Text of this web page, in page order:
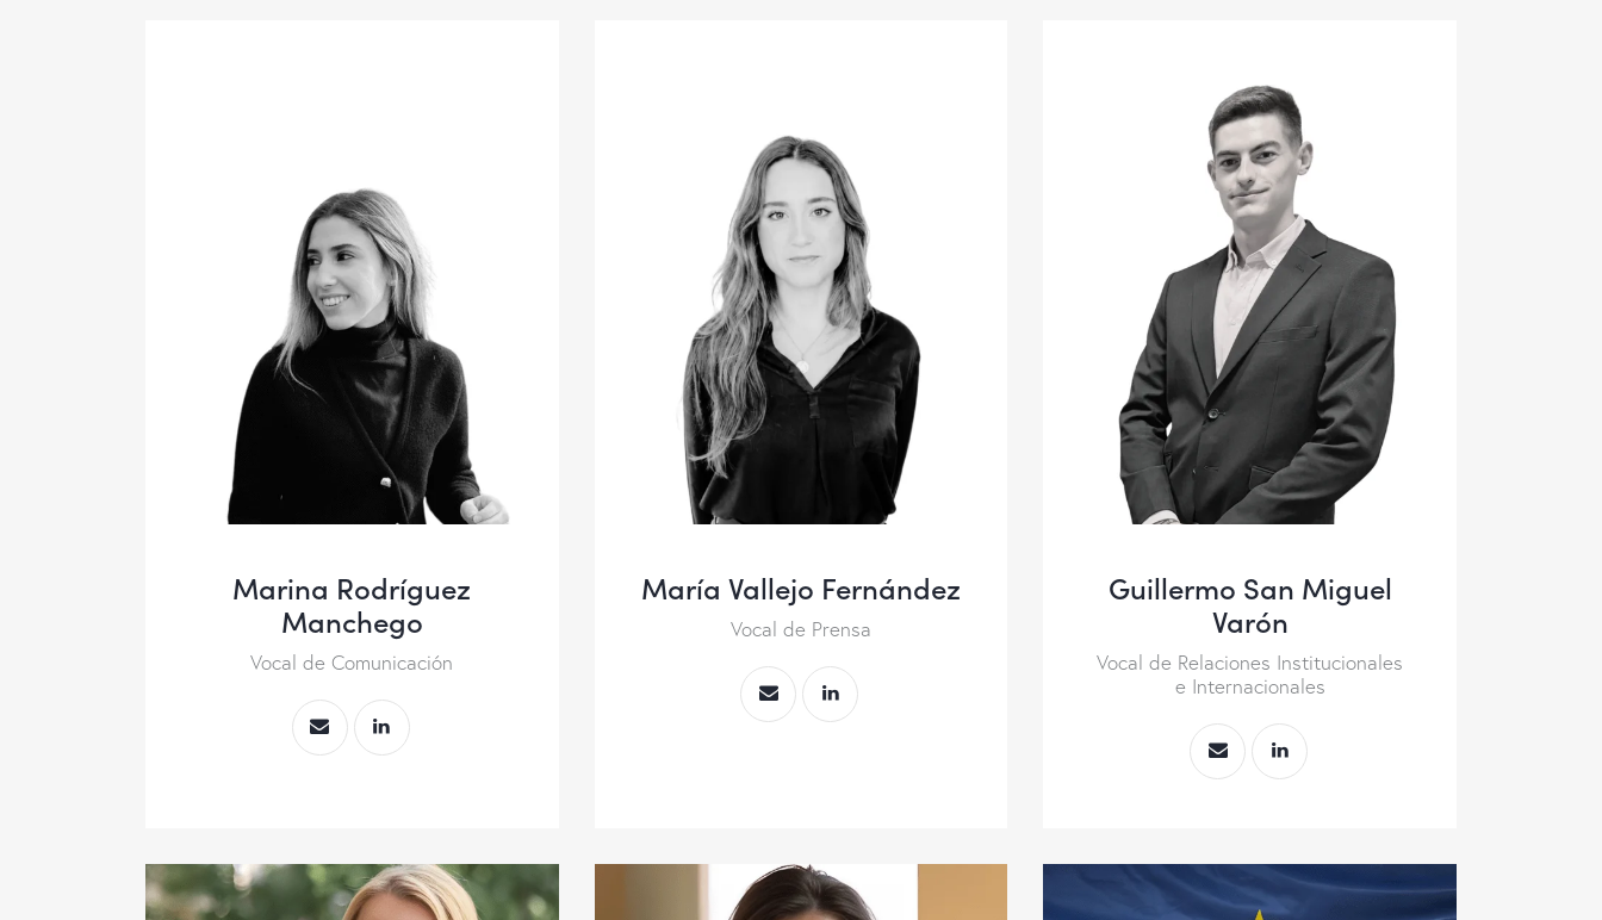
Marina Rodríguez
Manchego
Vocal de Comunicación
María Vallejo Fernández
Vocal de Prensa
Guillermo San Miguel
Varón
Vocal de Relaciones Institucionales
e Internacionales